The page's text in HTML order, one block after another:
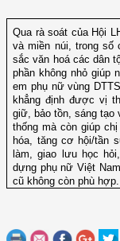
Qua rà soát của Hội
và miền núi, trong số
sắc văn hoá các dân
phần không nhỏ giúp
em phụ nữ vùng
khẳng định được vị
giữ, bảo tồn, sáng tạo
thống mà còn giúp
hóa, tăng cơ hội/tần
làm, giao lưu học
dựng phụ nữ Việt
cũ không còn phù hợp.